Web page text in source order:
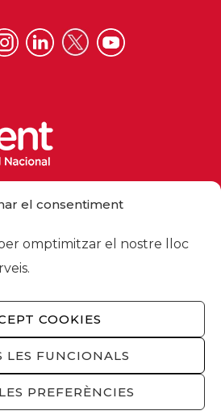
el consentiment
omptimitzar el nostre lloc
COOKIES
LES FUNCIONALS
PREFERÈNCIES
del Treball Nacional
Política cookies/Privacitat
xarxes socials